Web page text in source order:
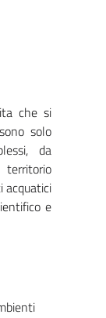
che si
solo
da
territorio
acquatici
e